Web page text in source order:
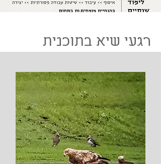
רגעי שיא בתוכנית